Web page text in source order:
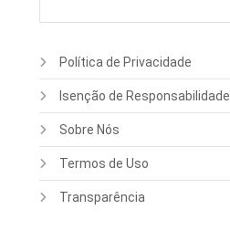
Política de Privacidade
Isenção de Responsabilidade
Sobre Nós
Termos de Uso
Transparência